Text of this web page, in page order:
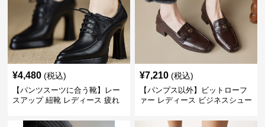
¥4,480 (税込)
【パンツスーツに合う靴】レー
スアップ 紐靴 レディース 疲れ
ビジネスシューズ
¥7,210 (税込)
【パンプス以外】ビットローフ
ァー レディース ビジネスシュー
トゥ 疲れない スーツ